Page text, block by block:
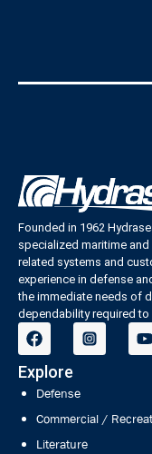
Founded in 1962
specialized maritime
related systems and
experience in defense
the immediate needs of
dependability required
Explore
Defense
Commercial /
Literature